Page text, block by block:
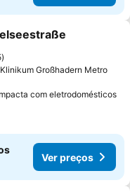
aos favoritos
Großhadern Metro
com eletrodomésticos
Ver preços